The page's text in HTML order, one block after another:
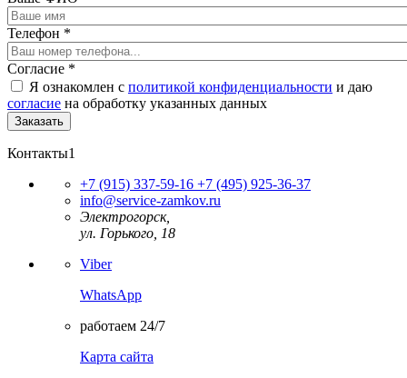
Телефон *
Согласие *
Я ознакомлен с политикой конфиденциальности и даю
согласие на обработку указанных данных
Контакты1
+7 (915) 337-59-16 +7 (495) 925-36-37
info@service-zamkov.ru
Электрогорск,
ул. Горького, 18
Viber
WhatsApp
работаем 24/7
Карта сайта